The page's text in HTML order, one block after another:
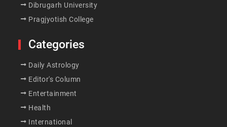
Dibrugarh University
Pragjyotish College
Categories
Daily Astrology
Editor's Column
Entertainment
Health
International